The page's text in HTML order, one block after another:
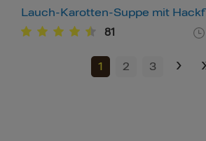
Lauch-Karotten-Suppe mit
81
1 2 3 ›